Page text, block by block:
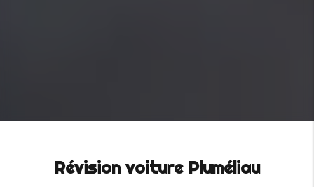
Révision voiture Pluméliau